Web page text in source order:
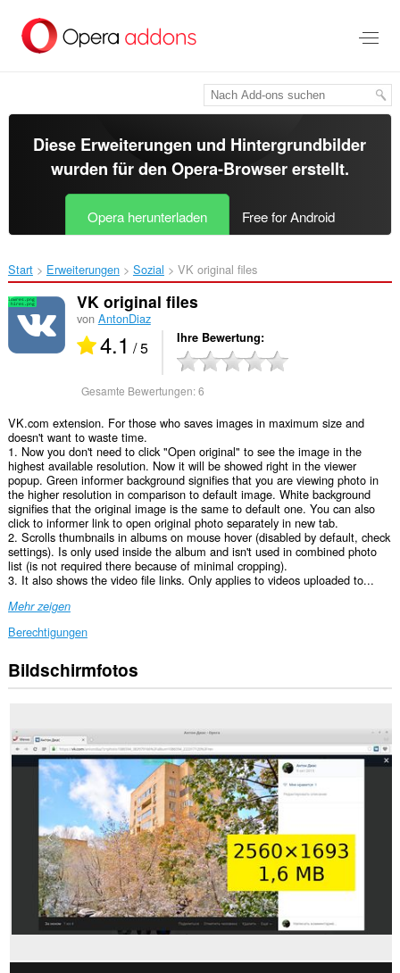
Hauptinhalt
springen
Diese Erweiterungen und Hintergrundbilder
wurden für den Opera-Browsererstellt.
Opera herunterladen Free for Android
Start Erweiterungen Sozial VK original files‎
VK original files
von AntonDiaz
4.1 / 5 Ihre Bewertung
Gesamte Bewertungen:6
VK.com extension. For those who saves images in maximum size and
doesn't want to waste time.
1. Now you don't need to click "Open original" to see the image in the
highest available resolution. Now it will be showed right in the viewer
popup. Green informer background signifies that you are viewing photo in
the higher resolution in comparison to default image. White background
signifies that the original image is the same to default one. You can also
click to informer link to open original photo separately in new tab.
2. Scrolls thumbnails in albums on mouse hover (disabled by default, check
settings). Is only used inside the album and isn't used in combined photo
list (is not required there because of minimal cropping).
3. It also shows the video file links. Only applies to videos uploaded to...
Mehr zeigen
Berechtigungen
Diese
Erweiterung
Ihre
Daten
auf
einigen
Webseiten
zugreifen.
Erweiterung
Browseraktivitäten
Bildschirmfotos